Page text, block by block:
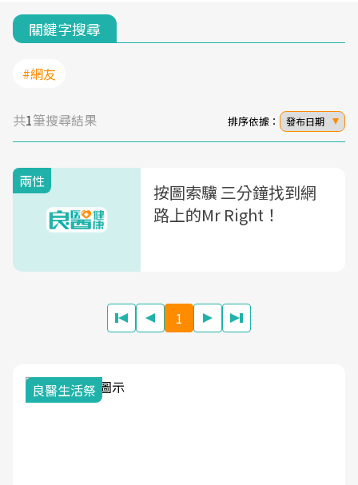
關鍵字搜尋
#網友
共1筆搜尋結果 排序依據： 發布日期
兩性
按圖索驥 三分鐘找到網
路上的Mr Right！
1
我與健康韌性的距離